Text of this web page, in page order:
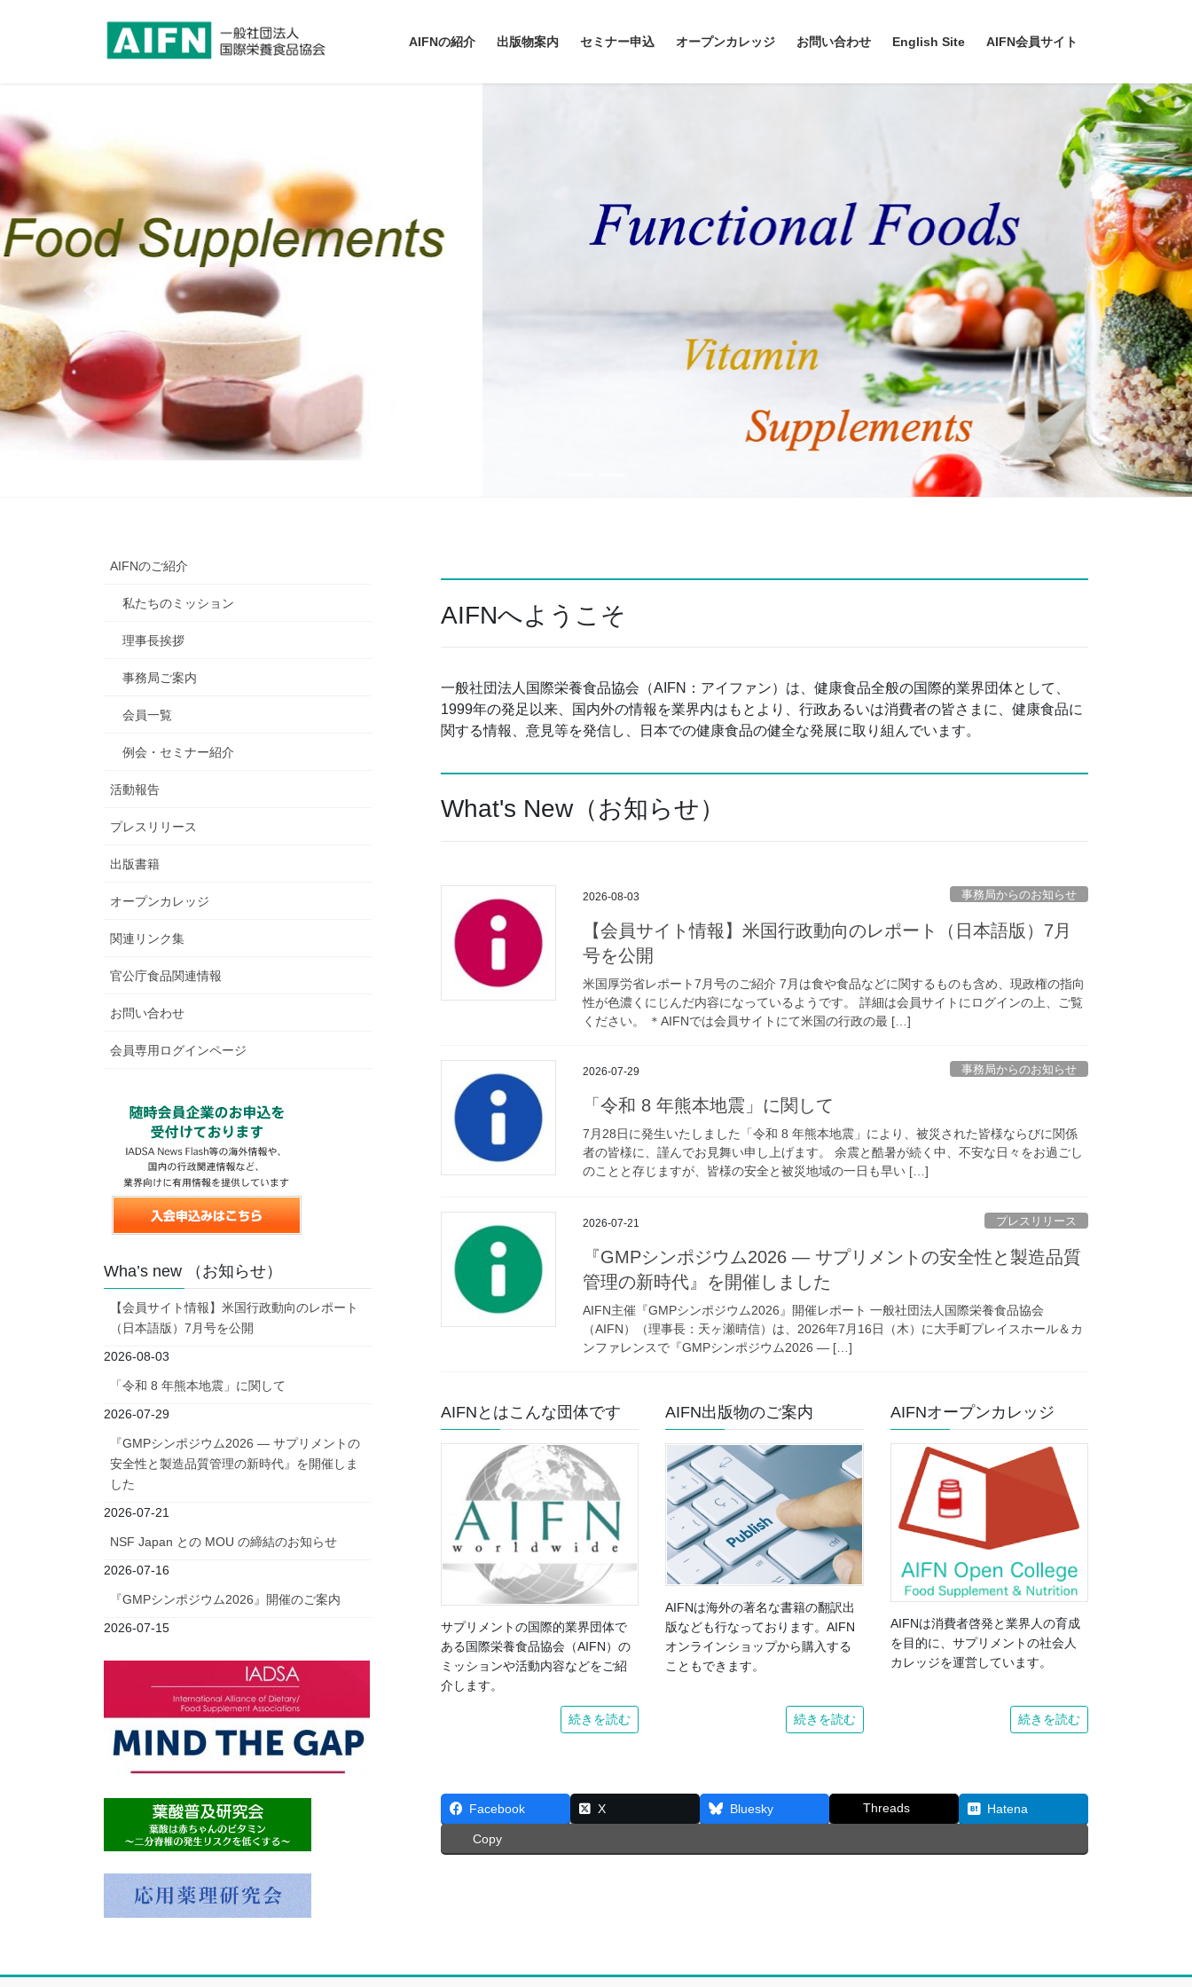
へ
ス
キ
ッ
プ
ョ
ン
に
移
動
AIFNの紹介 出版物案内 セミナー申込 オープンカレッジ お問い合わせ English Site AIFN会員サイト
Next
AIFNへようこそ
一般社団法人国際栄養食品協会（AIFN：アイファン）は、健康食品全般の国際的業界団体として、
1999年の発足以来、国内外の情報を業界内はもとより、行政あるいは消費者の皆さまに、健康食品に
関する情報、意見等を発信し、日本での健康食品の健全な発展に取り組んでいます。
What's New（お知らせ）
2026-08-03 事務局からのお知らせ
【会員サイト情報】米国行政動向のレポート（日本語版）7月
号を公開
米国厚労省レポート7月号のご紹介 7月は食や食品などに関するものも含め、現政権の指向
性が色濃くにじんだ内容になっているようです。 詳細は会員サイトにログインの上、ご覧
ください。 ＊AIFNでは会員サイトにて米国の行政の最 […]
2026-07-29 事務局からのお知らせ
「令和 8 年熊本地震」に関して
7月28日に発生いたしました「令和 8 年熊本地震」により、被災された皆様ならびに関係
者の皆様に、謹んでお見舞い申し上げます。 余震と酷暑が続く中、不安な日々をお過ごし
のことと存じますが、皆様の安全と被災地域の一日も早い […]
2026-07-21 プレスリリース
『GMPシンポジウム2026 ― サプリメントの安全性と製造品質
管理の新時代』を開催しました
AIFN主催『GMPシンポジウム2026』開催レポート 一般社団法人国際栄養食品協会
（AIFN）（理事長：天ヶ瀬晴信）は、2026年7月16日（木）に大手町プレイスホール＆カ
ンファレンスで『GMPシンポジウム2026 ― […]
AIFNとはこんな団体です
サプリメントの国際的業界団体で
ある国際栄養食品協会（AIFN）の
ミッションや活動内容などをご紹
介します。
続きを読む
AIFN出版物のご案内
AIFNは海外の著名な書籍の翻訳出
版なども行なっております。AIFN
オンラインショップから購入する
こともできます。
続きを読む
AIFNオープンカレッジ
AIFNは消費者啓発と業界人の育成
を目的に、サプリメントの社会人
カレッジを運営しています。
続きを読む
Facebook X Bluesky Threads Hatena
Copy
AIFNのご紹介
私たちのミッション
理事長挨拶
事務局ご案内
会員一覧
例会・セミナー紹介
活動報告
プレスリリース
出版書籍
オープンカレッジ
関連リンク集
官公庁食品関連情報
お問い合わせ
会員専用ログインページ
Wha’s new （お知らせ）
【会員サイト情報】米国行政動向のレポート
（日本語版）7月号を公開
2026-08-03
「令和 8 年熊本地震」に関して
2026-07-29
『GMPシンポジウム2026 ― サプリメントの
安全性と製造品質管理の新時代』を開催しま
した
2026-07-21
NSF Japan との MOU の締結のお知らせ
2026-07-16
『GMPシンポジウム2026』開催のご案内
2026-07-15